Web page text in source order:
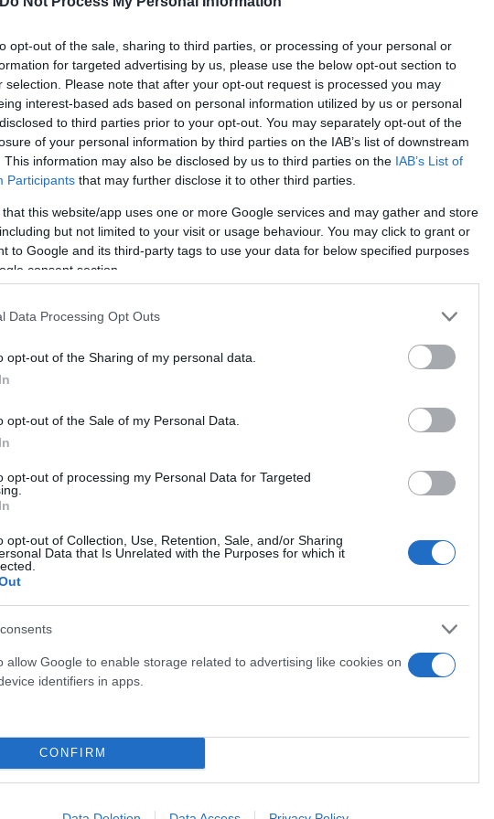
opt-out of the sale, sharing to third parties, or processing of your personal or
for targeted advertising by us, please use the below opt-out section to
selection. Please note that after your opt-out request is processed you may
interest-based ads based on personal information utilized by us or personal
to third parties prior to your opt-out. You may separately opt-out of the
of your personal information by third parties on the IAB’s list of downstream
This information may also be disclosed by us to third parties on the IAB’s List of
Participants that may further disclose it to other third parties.
that this website/app uses one or more Google services and may gather and store
but not limited to your visit or usage behaviour. You may click to grant or
to Google and its third-party tags to use your data for below specified purposes
consent section.
Data Processing Opt Outs
opt-out of the Sharing of my personal data.
opt-out of the Sale of my Personal Data.
opt-out of processing my Personal Data for Targeted
opt-out of Collection, Use, Retention, Sale, and/or Sharing
Data that Is Unrelated with the Purposes for which it
allow Google to enable storage related to advertising like cookies on
identifiers in apps.
CONFIRM
πουθενά αλλού να πάει αυτή η τροφή και το οξύ παρά
νοσοκομεία το απόγευμα της Κυριακής αυξάνεται σημαντικά
στο πάνω μέρος της κοιλιάς, κάψιμο, φούσκωμα ή και
τις πασχαλινές αμαρτίες εφαρμόστε κάποια μικρά
βαρυστομαχιά:
βιάζεσαι.